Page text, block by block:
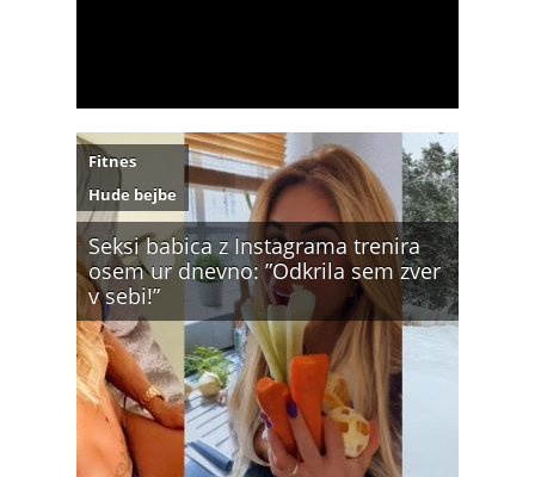
Seksi babica z Instagrama trenira
osem ur dnevno: ”Odkrila sem zver
v sebi!”
Fitnes
Hude bejbe